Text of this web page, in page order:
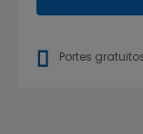
Portes